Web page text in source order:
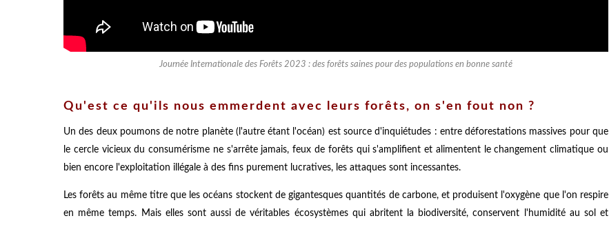
Journée Internationale des Forêts 2023 : des forêts saines pour des populations en bonne santé
Qu'est ce qu'ils nous emmerdent avec leurs forêts, on s'en fout non ?
Un des deux poumons de notre planète (l'autre étant l'océan) est source d'inquiétudes : entre déforestations massives pour que
le cercle vicieux du consumérisme ne s'arrête jamais, feux de forêts qui s'amplifient et alimentent le changement climatique ou
bien encore l'exploitation illégale à des fins purement lucratives, les attaques sont incessantes.
Les forêts au même titre que les océans stockent de gigantesques quantités de carbone, et produisent l'oxygène que l'on respire
en même temps. Mais elles sont aussi de véritables écosystèmes qui abritent la biodiversité, conservent l'humidité au sol et